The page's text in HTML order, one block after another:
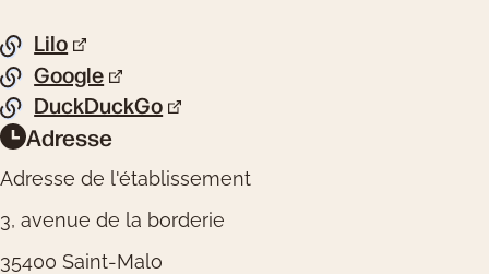
Pied de page
Liste de liens
Lilo
Google
DuckDuckGo
Informations pratiques
Adresse
Adresse de l'établissement
3, avenue de la borderie
35400 Saint-Malo